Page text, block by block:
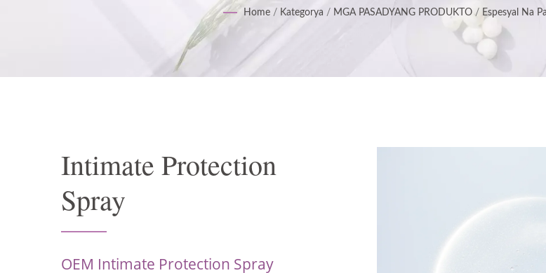
Magandang Praktis sa Paggawa (GMP); pinapanatili ang isang mahigpit na
Home / Kategorya / MGA PASADYANG PRODUKTO / Espesyal Na
Intimate Protection
Spray
OEM Intimate Protection Spray